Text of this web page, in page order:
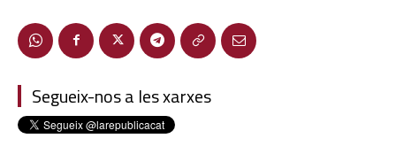
Segueix-nos a les xarxes